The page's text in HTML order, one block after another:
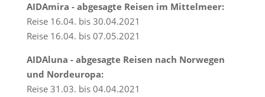
AIDAmira - abgesagte Reisen im Mittelmeer:
Reise 16.04. bis 30.04.2021
Reise 16.04. bis 07.05.2021
AIDAluna - abgesagte Reisen nach Norwegen
und Nordeuropa:
Reise 31.03. bis 04.04.2021